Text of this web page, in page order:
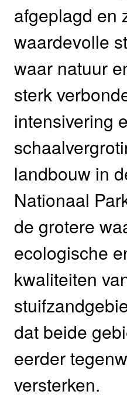
afgeplagd en
waardevolle
waar natuur
sterk
intensivering
landbouw in
Nationaal
de grotere
ecologische
kwaliteiten
dat beide
eerder
versterken.